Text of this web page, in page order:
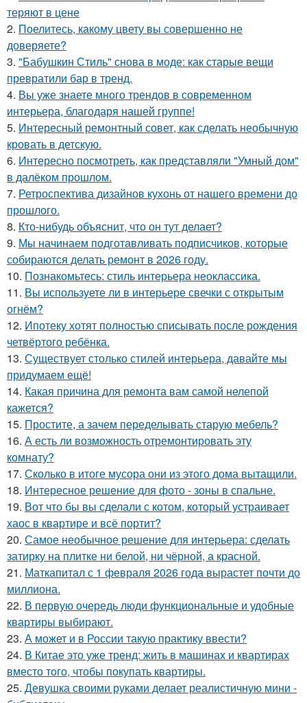
теряют в цене
2. Поелитесь, какому цвету вы совершенно не
доверяете?
3. "Бабушкин Стиль" снова в моде: как старые вещи
превратили бар в тренд.
4. Вы уже знаете много трендов в современном
интерьера, благодаря нашей группе!
5. Интересный ремонтный совет, как сделать необычную
кровать в детскую.
6. Интересно посмотреть, как представляли "Умный дом"
в далёком прошлом.
7. Ретроспектива дизайнов кухонь от нашего времени до
прошлого.
8. Кто-нибудь объяснит, что он тут делает?
9. Мы начинаем подготавливать подписчиков, которые
собираются делать ремонт в 2026 году.
10. Познакомьтесь: стиль интерьера неоклассика.
11. Вы используете ли в интерьере свечки с открытым
огнём?
12. Ипотеку хотят полностью списывать после рождения
четвёртого ребёнка.
13. Существует столько стилей интерьера, давайте мы
придумаем ещё!
14. Какая причина для ремонта вам самой нелепой
кажется?
15. Простите, а зачем переделывать старую мебель?
16. А есть ли возможность отремонтировать эту
комнату?
17. Сколько в итоге мусора они из этого дома вытащили.
18. Интересное решение для фото - зоны в спальне.
19. Вот что бы вы сделали с котом, который устраивает
хаос в квартире и всё портит?
20. Самое необычное решение для интерьера: сделать
затирку на плитке ни белой, ни чёрной, а красной.
21. Маткапитал с 1 февраля 2026 года вырастет почти до
миллиона.
22. В первую очередь люди функциональные и удобные
квартиры выбирают.
23. А может и в России такую практику ввести?
24. В Китае это уже тренд: жить в машинах и квартирах
вместо того, чтобы покупать квартиры.
25. Девушка своими руками делает реалистичную мини -